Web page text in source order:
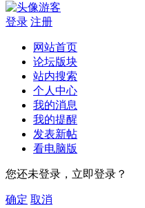
游客
登录 注册
网站首页
论坛版块
站内搜索
个人中心
我的消息
我的提醒
发表新帖
看电脑版
您还未登录，立即登录？
确定 取消